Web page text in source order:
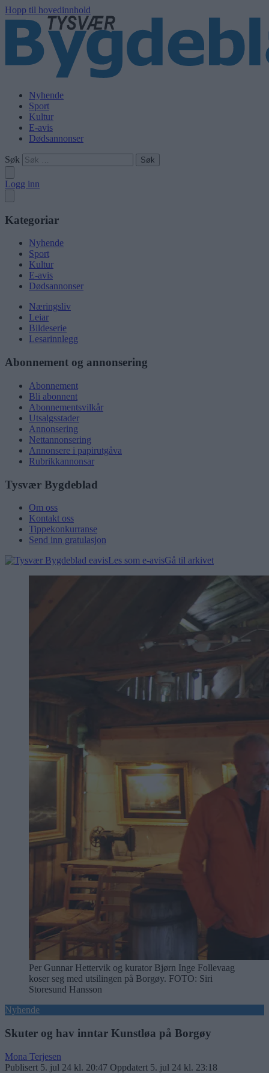
Hopp til hovedinnhold
Nyhende
Sport
Kultur
E-avis
Dødsannonser
Søk
Logg inn
Kategoriar
Nyhende
Sport
Kultur
E-avis
Dødsannonser
Næringsliv
Leiar
Bildeserie
Lesarinnlegg
Abonnement og annonsering
Abonnement
Bli abonnent
Abonnementsvilkår
Utsalgsstader
Annonsering
Nettannonsering
Annonsere i papirutgåva
Rubrikkannonsar
Tysvær Bygdeblad
Om oss
Kontakt oss
Tippekonkurranse
Send inn gratulasjon
Les som e-avisGå til arkivet
Per Gunnar Hettervik og kurator Bjørn Inge Follevaag
koser seg med utsilingen på Borgøy. FOTO: Siri
Storesund Hansson
Nyhende
Skuter og hav inntar Kunstløa på Borgøy
Mona Terjesen
Publisert 5. jul 24 kl. 20:47 Oppdatert 5. jul 24 kl. 23:18